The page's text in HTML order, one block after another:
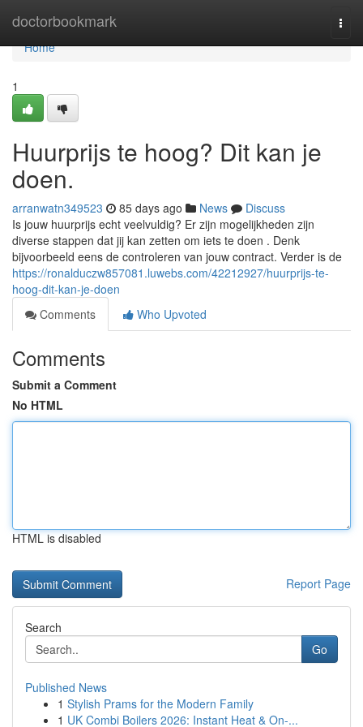
doctorbookmark
Home
Home
1
Huurprijs te hoog? Dit kan je
doen.
arranwatn349523 85 days ago News
Discuss
Is jouw huurprijs echt veelvuldig? Er zijn mogelijkheden zijn
diverse stappen dat jij kan zetten om iets te doen . Denk
bijvoorbeeld eens de controleren van jouw contract. Verder is de
https://ronalduczw857081.luwebs.com/42212927/huurprijs-te-
hoog-dit-kan-je-doen
Comments
Who Upvoted
Comments
Submit a Comment
No HTML
HTML is disabled
Report Page
Search
Go
Published News
1 Stylish Prams for the Modern Family
1 UK Combi Boilers 2026: Instant Heat & On-...